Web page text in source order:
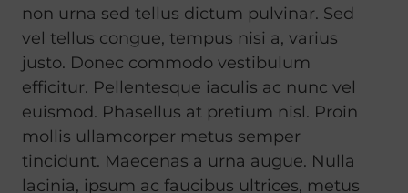
non urna sed tellus dictum pulvinar. Sed
vel tellus congue, tempus nisi a, varius
justo. Donec commodo vestibulum
efficitur. Pellentesque iaculis ac nunc vel
euismod. Phasellus at pretium nisl. Proin
mollis ullamcorper metus semper
tincidunt. Maecenas a urna augue. Nulla
lacinia, ipsum ac faucibus ultrices, metus